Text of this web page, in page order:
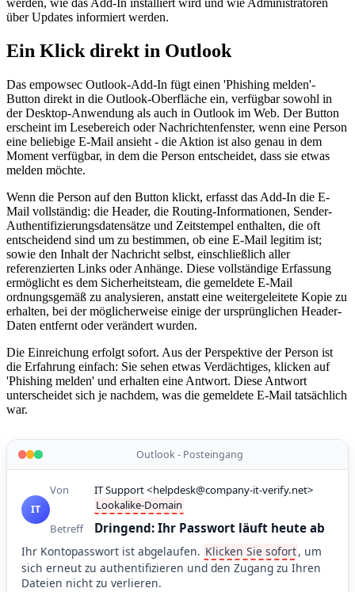
werden, wie das Add-In installiert wird und wie Administratoren
über Updates informiert werden.
Ein Klick direkt in Outlook
Das empowsec Outlook-Add-In fügt einen 'Phishing melden'-
Button direkt in die Outlook-Oberfläche ein, verfügbar sowohl in
der Desktop-Anwendung als auch in Outlook im Web. Der Button
erscheint im Lesebereich oder Nachrichtenfenster, wenn eine Person
eine beliebige E-Mail ansieht - die Aktion ist also genau in dem
Moment verfügbar, in dem die Person entscheidet, dass sie etwas
melden möchte.
Wenn die Person auf den Button klickt, erfasst das Add-In die E-
Mail vollständig: die Header, die Routing-Informationen, Sender-
Authentifizierungsdatensätze und Zeitstempel enthalten, die oft
entscheidend sind um zu bestimmen, ob eine E-Mail legitim ist;
sowie den Inhalt der Nachricht selbst, einschließlich aller
referenzierten Links oder Anhänge. Diese vollständige Erfassung
ermöglicht es dem Sicherheitsteam, die gemeldete E-Mail
ordnungsgemäß zu analysieren, anstatt eine weitergeleitete Kopie zu
erhalten, bei der möglicherweise einige der ursprünglichen Header-
Daten entfernt oder verändert wurden.
Die Einreichung erfolgt sofort. Aus der Perspektive der Person ist
die Erfahrung einfach: Sie sehen etwas Verdächtiges, klicken auf
'Phishing melden' und erhalten eine Antwort. Diese Antwort
unterscheidet sich je nachdem, was die gemeldete E-Mail tatsächlich
war.
Outlook - Posteingang
IT
Von IT Support <helpdesk@company-it-verify.net>
Lookalike-Domain
Betreff
Dringend: Ihr Passwort läuft heute ab
Ihr Kontopasswort ist abgelaufen. Klicken Sie sofort, um
sich erneut zu authentifizieren und den Zugang zu Ihren
Dateien nicht zu verlieren.